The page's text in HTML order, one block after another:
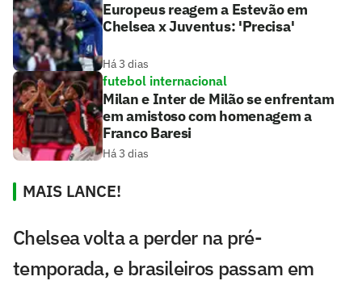
Europeus reagem a Estevão em
Chelsea x Juventus: 'Precisa'
Há 3 dias
futebol internacional
Milan e Inter de Milão se enfrentam
em amistoso com homenagem a
Franco Baresi
Há 3 dias
MAIS LANCE!
Chelsea volta a perder na pré-
temporada, e brasileiros passam em